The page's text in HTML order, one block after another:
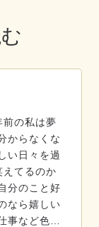
前の私は夢
からなくな
い日々を過
えてるのか
分のこと好
なら嬉しい
事など色…